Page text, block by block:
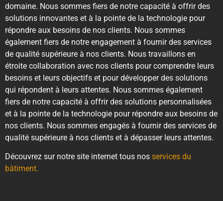
domaine. Nous sommes fiers de notre capacité à offrir des
solutions innovantes et à la pointe de la technologie pour
répondre aux besoins de nos clients. Nous sommes
également fiers de notre engagement à fournir des services
de qualité supérieure à nos clients. Nous travaillons en
étroite collaboration avec nos clients pour comprendre leurs
besoins et leurs objectifs et pour développer des solutions
qui répondent à leurs attentes. Nous sommes également
fiers de notre capacité à offrir des solutions personnalisées
et à la pointe de la technologie pour répondre aux besoins de
nos clients. Nous sommes engagés à fournir des services de
qualité supérieure à nos clients et à dépasser leurs attentes.
Découvrez sur notre site internet tous nos services du
bâtiment.